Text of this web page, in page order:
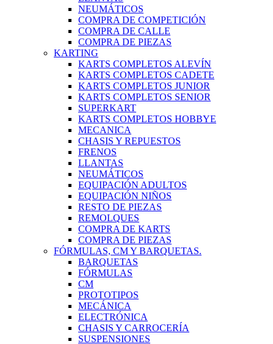
NEUMÁTICOS
COMPRA DE COMPETICIÓN
COMPRA DE CALLE
COMPRA DE PIEZAS
KARTING
KARTS COMPLETOS ALEVÍN
KARTS COMPLETOS CADETE
KARTS COMPLETOS JUNIOR
KARTS COMPLETOS SENIOR
SUPERKART
KARTS COMPLETOS HOBBYE
MECANICA
CHASIS Y REPUESTOS
FRENOS
LLANTAS
NEUMÁTICOS
EQUIPACIÓN ADULTOS
EQUIPACIÓN NIÑOS
RESTO DE PIEZAS
REMOLQUES
COMPRA DE KARTS
COMPRA DE PIEZAS
FÓRMULAS, CM Y BARQUETAS.
BARQUETAS
FÓRMULAS
CM
PROTOTIPOS
MECÁNICA
ELECTRÓNICA
CHASIS Y CARROCERÍA
SUSPENSIONES